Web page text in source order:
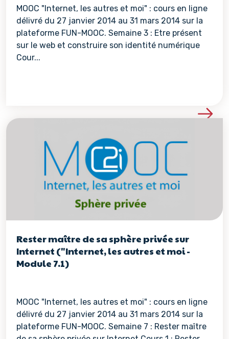
MOOC "Internet, les autres et moi" : cours en ligne
délivré du 27 janvier 2014 au 31 mars 2014 sur la
plateforme FUN-MOOC. Semaine 3 : Etre présent
sur le web et construire son identité numérique
Cour...
Voir les détails de la
Rester maître de sa sphère privée sur
Internet ("Internet, les autres et moi -
Module 7.1)
MOOC "Internet, les autres et moi" : cours en ligne
délivré du 27 janvier 2014 au 31 mars 2014 sur la
plateforme FUN-MOOC. Semaine 7 : Rester maître